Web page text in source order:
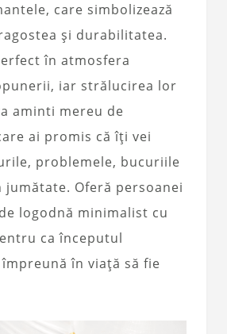
care simbolizează
și durabilitatea.
în atmosfera
iar strălucirea lor
aminti mereu de
ai promis că îți vei
problemele, bucuriile
jumătate. Oferă persoanei
logodnă minimalist cu
ca începutul
în viață să fie